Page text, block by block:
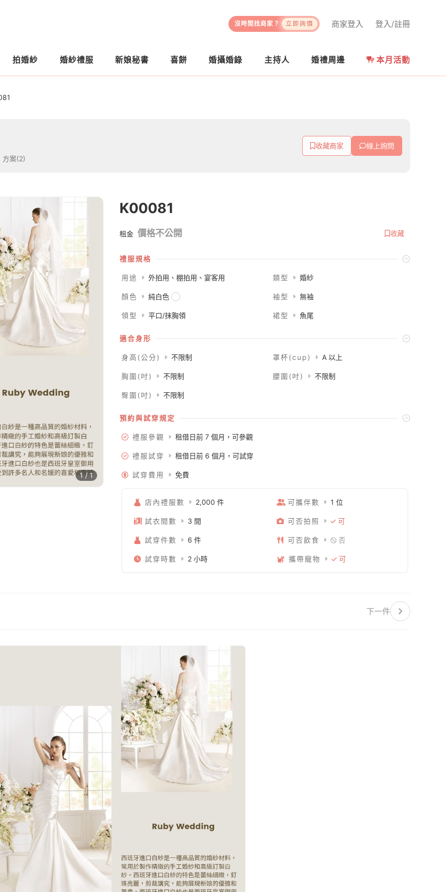
登入/註冊
商家登入
沒時間找商家？ 立即詢價
拍婚紗 婚紗禮服 新娘秘書 喜餅 婚攝婚錄 主持人 婚禮周邊 本月活動
方案(2)
收藏商家 線上詢問
1 / 1
K00081
租金 價格不公開 收藏
禮服規格
用途 外拍用、棚拍用、宴客用 類型 婚紗
顏色 純白色 袖型 無袖
領型 平口/抹胸領 裙型 魚尾
適合身形
身高(公分) 不限制 罩杯(cup) A 以上
胸圍(吋) 不限制 腰圍(吋) 不限制
臀圍(吋) 不限制
預約與試穿規定
禮服參觀 租借日前 7 個月，可參觀
禮服試穿 租借日前 6 個月，可試穿
試穿費用 免費
店內禮服數 2,000 件
試衣間數 3 間
試穿件數 6 件
試穿時數 2 小時
可攜伴數 1 位
可否拍照 可
可否飲食 否
攜帶寵物 可
下一件